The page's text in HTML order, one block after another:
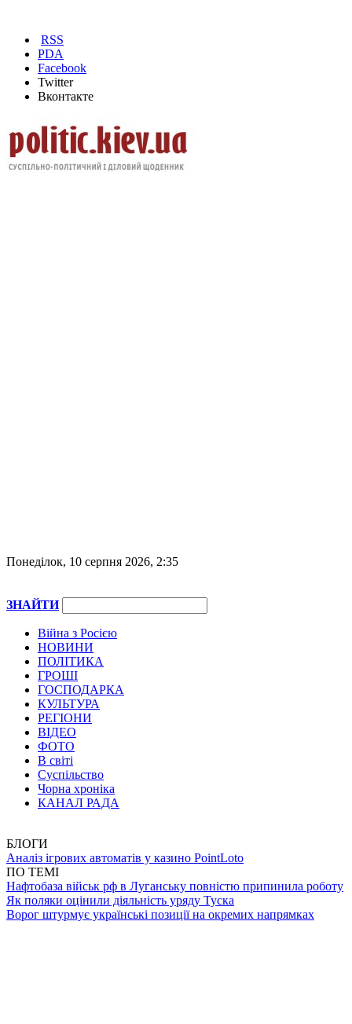
RSS
PDA
Facebook
Twitter
Вконтакте
Понеділок, 10 серпня 2026, 2:35
ЗНАЙТИ
Війна з Росією
НОВИНИ
ПОЛІТИКА
ГРОШІ
ГОСПОДАРКА
КУЛЬТУРА
РЕГІОНИ
ВІДЕО
ФОТО
В світі
Суспільство
Чорна хроніка
КАНАЛ РАДА
БЛОГИ
Аналіз ігрових автоматів у казино PointLoto
ПО ТЕМІ
Нафтобаза військ рф в Луганську повністю припинила роботу
Як поляки оцінили діяльність уряду Туска
Ворог штурмує українські позиції на окремих напрямках